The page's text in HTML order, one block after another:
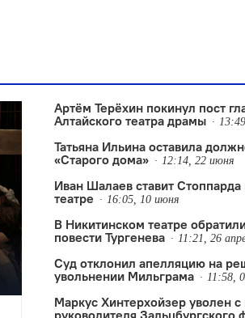
Артём Терёхин покинул пост
Алтайского театра драмы
Татьяна Ильина оставила
«Старого дома»
12:14, 22 июня
Иван Шалаев ставит
театре
16:05, 10 июня
В Никитинском театре
повести Тургенева
11:21, 26
Суд отклонил апелляцию на
увольнении Мильграма
11:58,
Маркус Хинтерхойзер уволен с